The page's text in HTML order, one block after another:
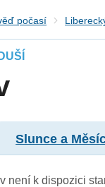
počasí
Slunce a
není k dispozici